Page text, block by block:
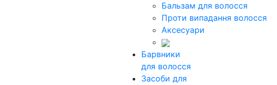
Бальзам для волосся
Проти випадання волосся
Аксесуари
Барвники
для волосся
Засоби для